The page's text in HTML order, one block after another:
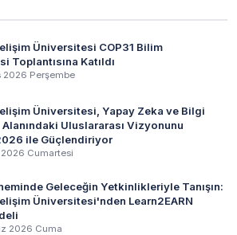
Üniversitesi COP31 Bilim
Toplantısına Katıldı
2026 Perşembe
Üniversitesi, Yapay Zeka ve Bilgi
Uluslararası Vizyonunu
ile Güçlendiriyor
2026 Cumartesi
Geleceğin Yetkinlikleriyle Tanışın:
Üniversitesi'nden Learn2EARN
2026 Cuma